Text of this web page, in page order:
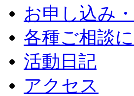
お申し込み
各種ご相談
活動日記
アクセス